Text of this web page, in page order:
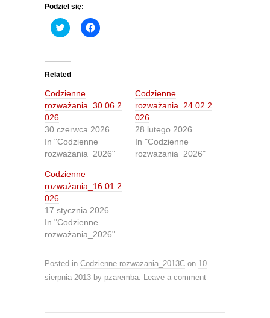
Podziel się:
C
l
t
o
h
a
r
e
n
T
w
i
t
e
r
(
e
n
s
i
e
w
w
i
w
C
l
r
e
n
F
a
c
e
o
k
O
p
e
n
s
n
e
w
w
o
Related
Codzienne
rozważania_30.06.2
026
30 czerwca 2026
In "Codzienne
rozważania_2026"
Codzienne
rozważania_24.02.2
026
28 lutego 2026
In "Codzienne
rozważania_2026"
Codzienne
rozważania_16.01.2
026
17 stycznia 2026
In "Codzienne
rozważania_2026"
Posted in Codzienne rozważania_2013C on 10
sierpnia 2013 by pzaremba. Leave a comment